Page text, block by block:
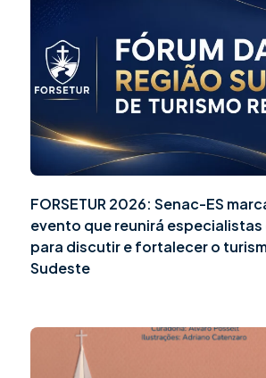
FORSETUR 2026: Senac-ES
evento que reunirá especialistas
para discutir e fortalecer o
Sudeste